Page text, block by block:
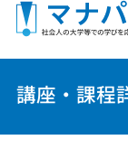
講座・課程